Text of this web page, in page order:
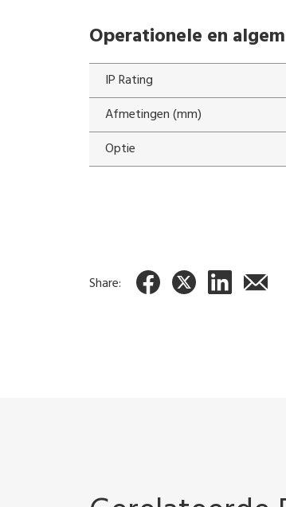
Operationele en
IP Rating
Afmetingen (mm)
Optie
Share: